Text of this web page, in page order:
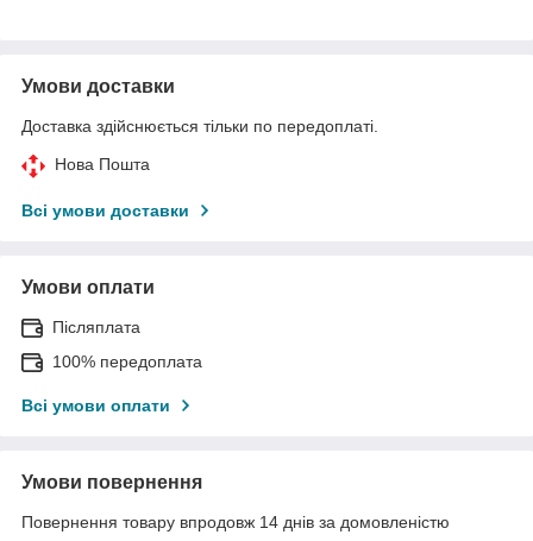
Умови доставки
Доставка здійснюється тільки по передоплаті.
Нова Пошта
Всі умови доставки
Умови оплати
Післяплата
100% передоплата
Всі умови оплати
Умови повернення
Повернення товару впродовж 14 днів за домовленістю